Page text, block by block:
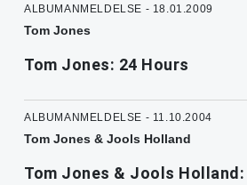
ALBUMANMELDELSE - 18.01.2009
Tom Jones
Tom Jones: 24 Hours
ALBUMANMELDELSE - 11.10.2004
Tom Jones & Jools Holland
Tom Jones & Jools Holland: